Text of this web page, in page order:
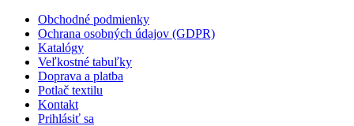
Obchodné podmienky
Ochrana osobných údajov (GDPR)
Katalógy
Veľkostné tabuľky
Doprava a platba
Potlač textilu
Kontakt
Prihlásiť sa